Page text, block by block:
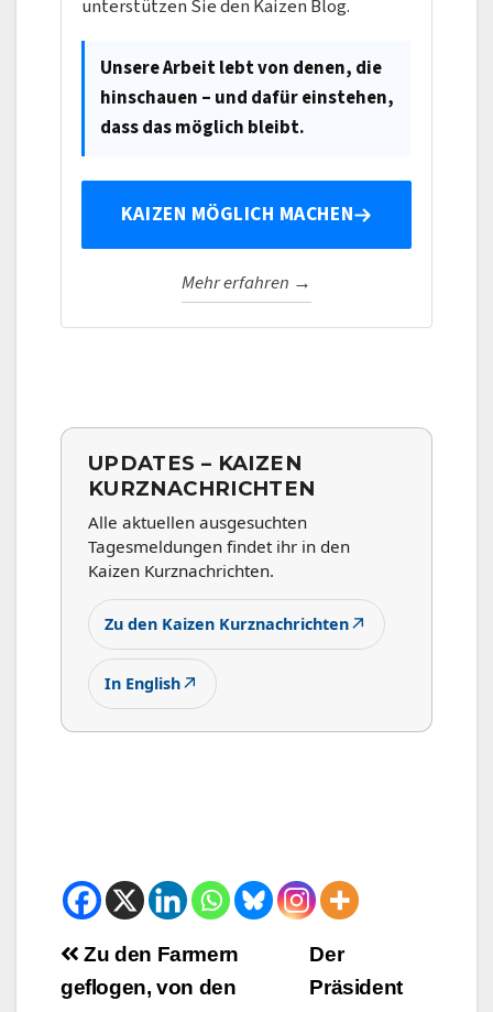
unterstützen Sie den Kaizen Blog.
Unsere Arbeit lebt von denen, die
hinschauen – und dafür einstehen,
dass das möglich bleibt.
KAIZEN MÖGLICH MACHEN
Mehr erfahren →
UPDATES – KAIZEN
KURZNACHRICHTEN
Alle aktuellen ausgesuchten
Tagesmeldungen findet ihr in den
Kaizen Kurznachrichten.
Zu den Kaizen Kurznachrichten↗
In English↗
Beitrags-
Der
Präsident
Zu den Farmern
geflogen, von den